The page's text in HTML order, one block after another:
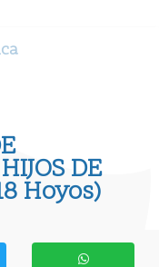
DE
Hoyos)